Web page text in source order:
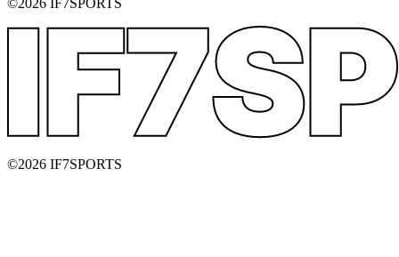
©2026 IF7SPORTS